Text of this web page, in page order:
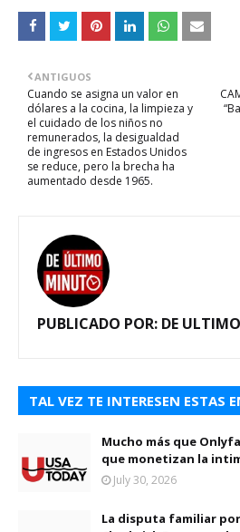
ANTIGUOS
Cuando se asigna un valor en
dólares a la cocina, la limpieza y
el cuidado de los niños no
remunerados, la desigualdad
de ingresos en Estados Unidos
se reduce, pero la brecha ha
aumentado desde 1965.
PUBLICADO POR: DE
TAL VEZ TE INTERESEN ESTAS
Mucho más que
que monetizan la
July 30, 2026
La disputa familiar